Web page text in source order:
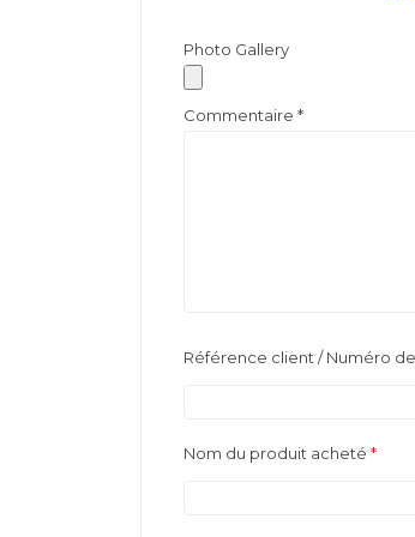
Photo Gallery
Commentaire *
Référence client / Numéro
Nom du produit acheté *